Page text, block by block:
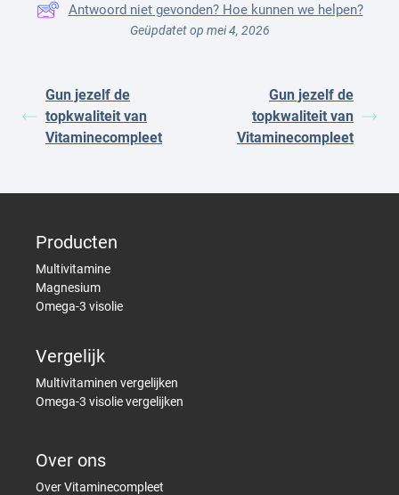
Antwoord niet gevonden? Hoe kunnen we helpen?
Geüpdatet op mei 4, 2026
Gun jezelf de
topkwaliteit van
Vitaminecompleet
Gun jezelf de
topkwaliteit van
Vitaminecompleet
Producten
Multivitamine
Magnesium
Omega-3 visolie
Vergelijk
Multivitaminen vergelijken
Omega-3 visolie vergelijken
Over ons
Over Vitaminecompleet